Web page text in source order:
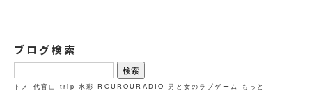
ブログ検索
検
索:
トメ 代官山 trip 水彩 ROUROURADIO 男と女のラブゲーム
もっと